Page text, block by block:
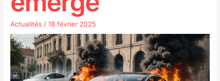
Actualités /18 février 2025